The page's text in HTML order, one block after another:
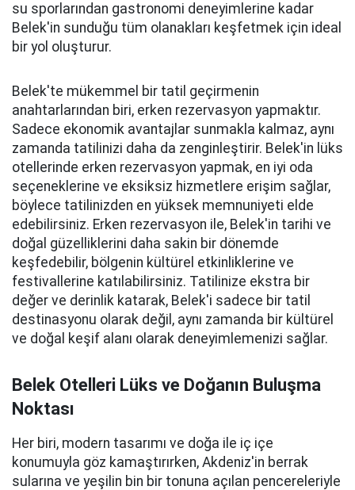
su sporlarından gastronomi deneyimlerine kadar
Belek'in sunduğu tüm olanakları keşfetmek için ideal
bir yol oluşturur.
Belek'te mükemmel bir tatil geçirmenin
anahtarlarından biri, erken rezervasyon yapmaktır.
Sadece ekonomik avantajlar sunmakla kalmaz, aynı
zamanda tatilinizi daha da zenginleştirir. Belek'in lüks
otellerinde erken rezervasyon yapmak, en iyi oda
seçeneklerine ve eksiksiz hizmetlere erişim sağlar,
böylece tatilinizden en yüksek memnuniyeti elde
edebilirsiniz. Erken rezervasyon ile, Belek'in tarihi ve
doğal güzelliklerini daha sakin bir dönemde
keşfedebilir, bölgenin kültürel etkinliklerine ve
festivallerine katılabilirsiniz. Tatilinize ekstra bir
değer ve derinlik katarak, Belek'i sadece bir tatil
destinasyonu olarak değil, aynı zamanda bir kültürel
ve doğal keşif alanı olarak deneyimlemenizi sağlar.
Belek Otelleri Lüks ve Doğanın Buluşma
Noktası
Her biri, modern tasarımı ve doğa ile iç içe
konumuyla göz kamaştırırken, Akdeniz'in berrak
sularına ve yeşilin bin bir tonuna açılan pencereleriyle